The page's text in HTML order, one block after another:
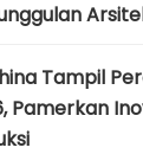
Tampil
Pamerkan